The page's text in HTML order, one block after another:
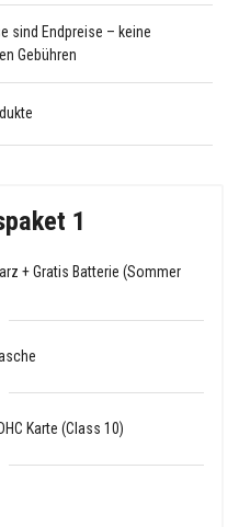
sind Endpreise – keine
Gebühren
1
+ Gratis Batterie (Sommer
Karte (Class 10)